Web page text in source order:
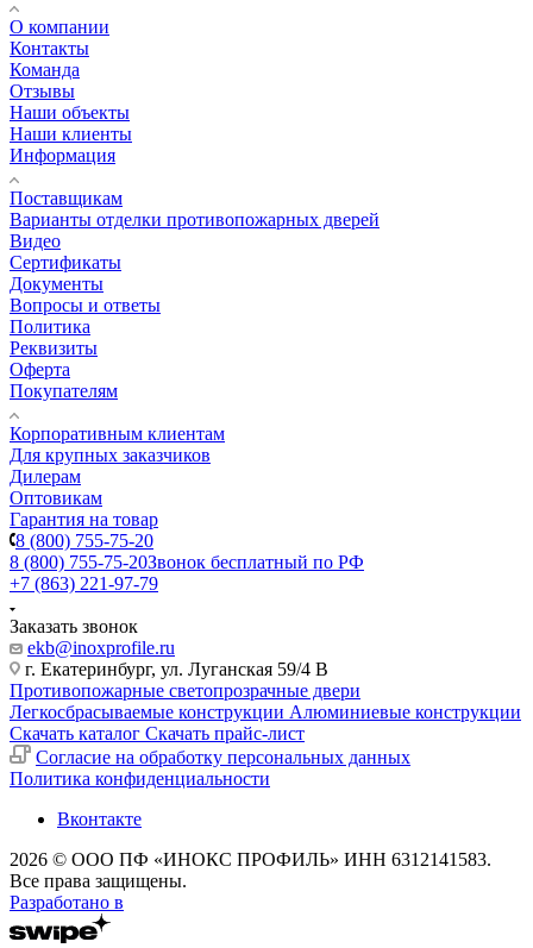
О компании
Контакты
Команда
Отзывы
Наши объекты
Наши клиенты
Информация
Поставщикам
Варианты отделки противопожарных дверей
Видео
Сертификаты
Документы
Вопросы и ответы
Политика
Реквизиты
Оферта
Покупателям
Корпоративным клиентам
Для крупных заказчиков
Дилерам
Оптовикам
Гарантия на товар
8 (800) 755-75-20
8 (800) 755-75-20Звонок бесплатный по РФ
+7 (863) 221-97-79
Заказать звонок
ekb@inoxprofile.ru
г. Екатеринбург, ул. Луганская 59/4 В
Противопожарные светопрозрачные двери
Легкосбрасываемые конструкции Алюминиевые конструкции
Скачать каталог Скачать прайс-лист
Cогласие на обработку персональных данных
Политика конфиденциальности
Вконтакте
2026 © ООО ПФ «ИНОКС ПРОФИЛЬ» ИНН 6312141583.
Все права защищены.
Разработано в